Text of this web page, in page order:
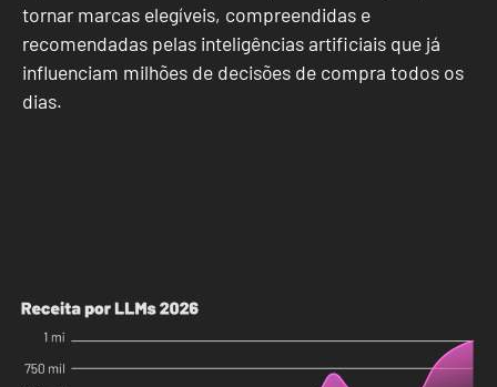
tornar marcas elegíveis, compreendidas e
recomendadas pelas inteligências artificiais que já
influenciam milhões de decisões de compra todos os
dias.